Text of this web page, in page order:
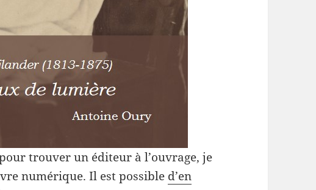
trouver un éditeur à l’ouvrage, je
numérique. Il est possible d’en